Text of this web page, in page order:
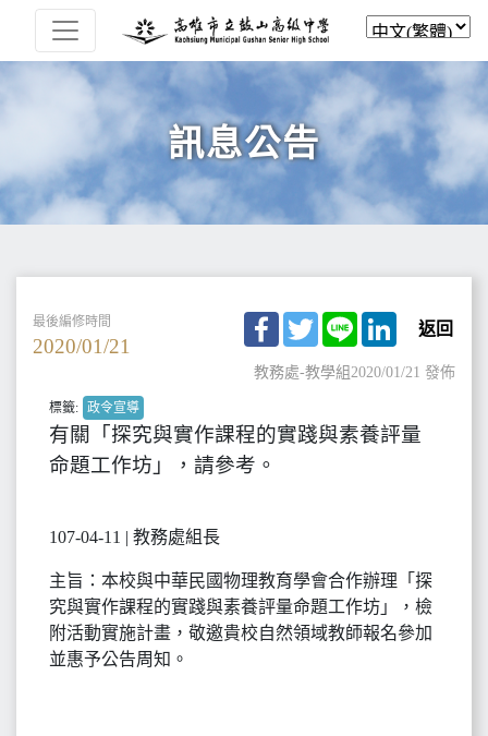
訊息公告
最後編修時間
2020/01/21
Facebook
TwitterLine LinkedIn
返回
教務處-教學組2020/01/21 發佈
標籤: 政令宣導
有關「探究與實作課程的實踐與素養評量
命題工作坊」，請參考。
107-04-11 | 教務處組長
主旨：本校與中華民國物理教育學會合作辦理「探
究與實作課程的實踐與素養評量命題工作坊」，檢
附活動實施計畫，敬邀貴校自然領域教師報名參加
並惠予公告周知。